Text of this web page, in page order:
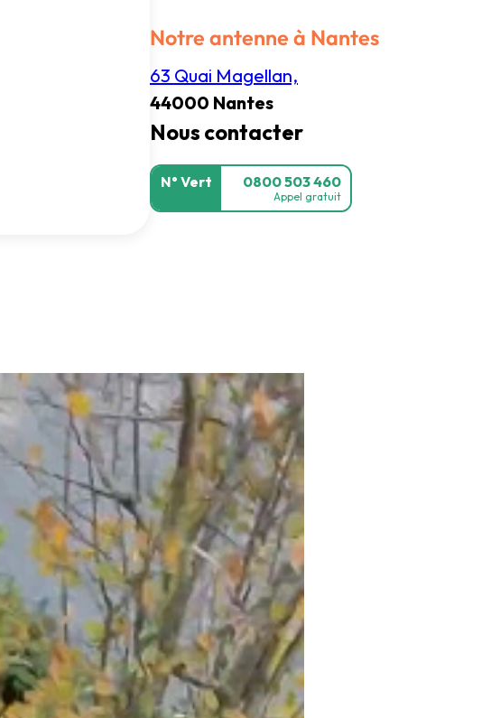
Notre antenne à Nantes
63 Quai Magellan,
44000 Nantes
Nous contacter
N° Vert 0800 503 460
Appel gratuit